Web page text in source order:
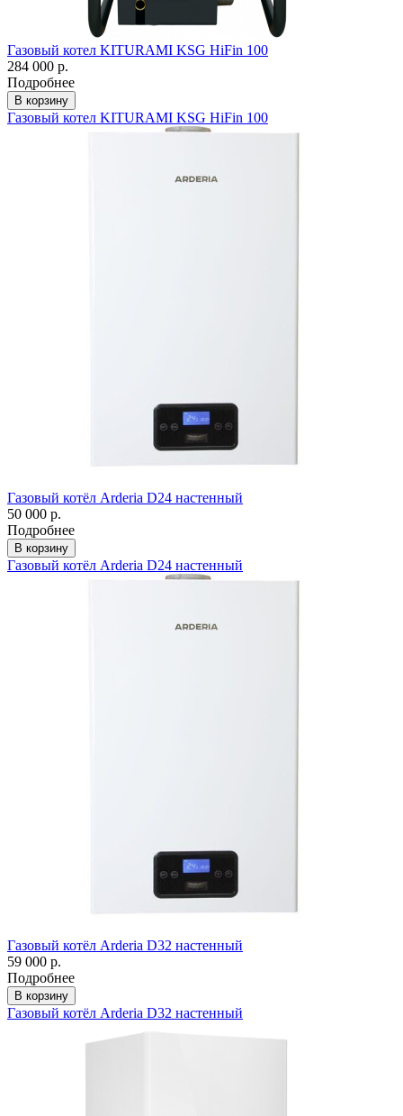
Газовый котел KITURAMI KSG HiFin 100
284 000 р.
Подробнее
В корзину
Газовый котел KITURAMI KSG HiFin 100
Газовый котёл Arderia D24 настенный
50 000 р.
Подробнее
В корзину
Газовый котёл Arderia D24 настенный
Газовый котёл Arderia D32 настенный
59 000 р.
Подробнее
В корзину
Газовый котёл Arderia D32 настенный